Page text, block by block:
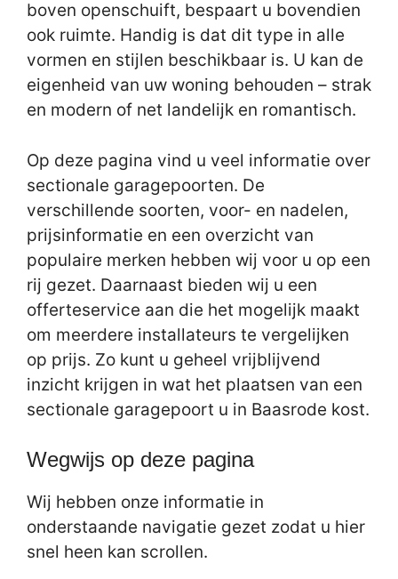
boven openschuift, bespaart u bovendien
ook ruimte. Handig is dat dit type in alle
vormen en stijlen beschikbaar is. U kan de
eigenheid van uw woning behouden – strak
en modern of net landelijk en romantisch.
Op deze pagina vind u veel informatie over
sectionale garagepoorten. De
verschillende soorten, voor- en nadelen,
prijsinformatie en een overzicht van
populaire merken hebben wij voor u op een
rij gezet. Daarnaast bieden wij u een
offerteservice aan die het mogelijk maakt
om meerdere installateurs te vergelijken
op prijs. Zo kunt u geheel vrijblijvend
inzicht krijgen in wat het plaatsen van een
sectionale garagepoort u in Baasrode kost.
Wegwijs op deze pagina
Wij hebben onze informatie in
onderstaande navigatie gezet zodat u hier
snel heen kan scrollen.